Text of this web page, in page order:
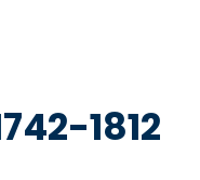
1812